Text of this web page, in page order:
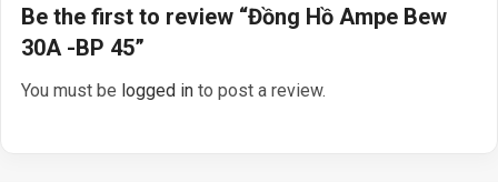
Be the first to review “Đồng Hồ Ampe Bew
30A -BP 45”
You must be logged in to post a review.